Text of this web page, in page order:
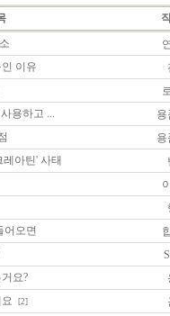
이유
용하고 ... 용
용
레아틴' 사태
어오면
요?
[2]